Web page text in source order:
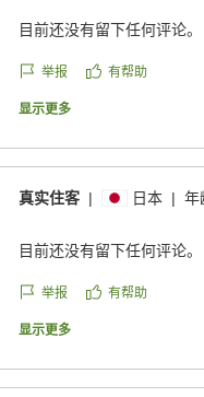
目前还没有留下任何评论。
举报 有帮助
显示更多
真实住客 | 日本 | 年
目前还没有留下任何评论。
举报 有帮助
显示更多